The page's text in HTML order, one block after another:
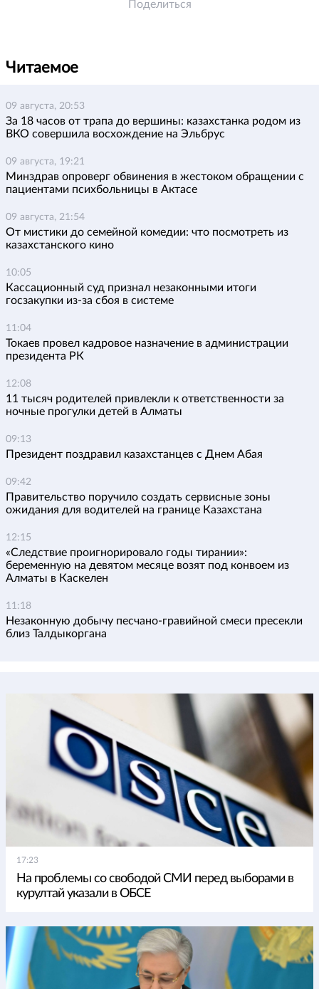
Поделиться
Читаемое
09 августа, 20:53
За 18 часов от трапа до вершины: казахстанка родом из
ВКО совершила восхождение на Эльбрус
09 августа, 19:21
Минздрав опроверг обвинения в жестоком обращении с
пациентами психбольницы в Актасе
09 августа, 21:54
От мистики до семейной комедии: что посмотреть из
казахстанского кино
10:05
Кассационный суд признал незаконными итоги
госзакупки из-за сбоя в системе
11:04
Токаев провел кадровое назначение в администрации
президента РК
12:08
11 тысяч родителей привлекли к ответственности за
ночные прогулки детей в Алматы
09:13
Президент поздравил казахстанцев с Днем Абая
09:42
Правительство поручило создать сервисные зоны
ожидания для водителей на границе Казахстана
12:15
«Следствие проигнорировало годы тирании»:
беременную на девятом месяце возят под конвоем из
Алматы в Каскелен
11:18
Незаконную добычу песчано-гравийной смеси пресекли
близ Талдыкоргана
17:23
На проблемы со свободой СМИ перед выборами в
курултай указали в ОБСЕ